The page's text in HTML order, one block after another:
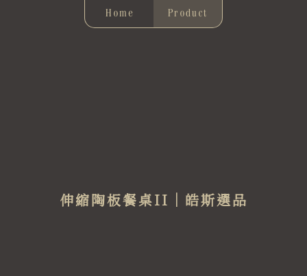
Home Product
伸縮陶板餐桌II｜皓斯選品